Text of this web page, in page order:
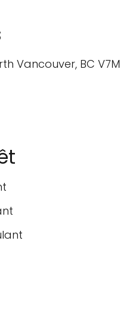
Vancouver, BC